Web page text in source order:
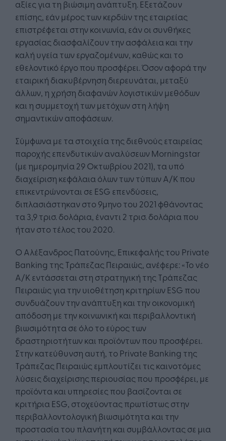
αξίες για τη βιώσιμη ανάπτυξη. Εξετάζουν
επίσης, εάν μέρος των κερδών της εταιρείας
επιστρέφεται στην κοινωνία, εάν οι συνθήκες
εργασίας διασφαλίζουν την ασφάλεια και την
καλή υγεία των εργαζομένων, καθώς και το
εθελοντικό έργο που προσφέρει. Όσον αφορά την
εταιρική διακυβέρνηση διερευνάται, μεταξύ
άλλων, η χρήση διαφανών λογιστικών μεθόδων
και η συμμετοχή των μετόχων στη λήψη
σημαντικών αποφάσεων.
Σύμφωνα με τα στοιχεία της διεθνούς εταιρείας
παροχής επενδυτικών αναλύσεων Morningstar
(με ημερομηνία 29 Οκτωβρίου 2021), τα υπό
διαχείριση κεφάλαια όλων των τύπων Α/Κ που
επικεντρώνονται σε ESG επενδύσεις,
διπλασιάστηκαν στο 9μηνο του 2021 φθάνοντας
τα 3,9 τρισ. δολάρια, έναντι 2 τρισ. δολάρια που
ήταν στο τέλος του 2020.
Ο Αλέξανδρος Πατούνης, Επικεφαλής του Private
Banking της Τράπεζας Πειραιώς, ανέφερε: «Το νέο
Α/Κ εντάσσεται στη στρατηγική της Τράπεζας
Πειραιώς για την υιοθέτηση κριτηρίων ESG που
συνδυάζουν την ανάπτυξη και την οικονομική
απόδοση με την κοινωνική και περιβαλλοντική
βιωσιμότητα σε όλο το εύρος των
δραστηριοτήτων και προϊόντων που προσφέρει.
Στην κατεύθυνση αυτή, το Private Banking της
Τράπεζας Πειραιώς εμπλουτίζει τις καινοτόμες
λύσεις διαχείρισης περιουσίας που προσφέρει, με
προϊόντα και υπηρεσίες που βασίζονται σε
κριτήρια ESG, στοχεύοντας πρωτίστως στην
περιβαλλοντολογική βιωσιμότητα και την
προστασία του πλανήτη και συμβάλλοντας σε μια